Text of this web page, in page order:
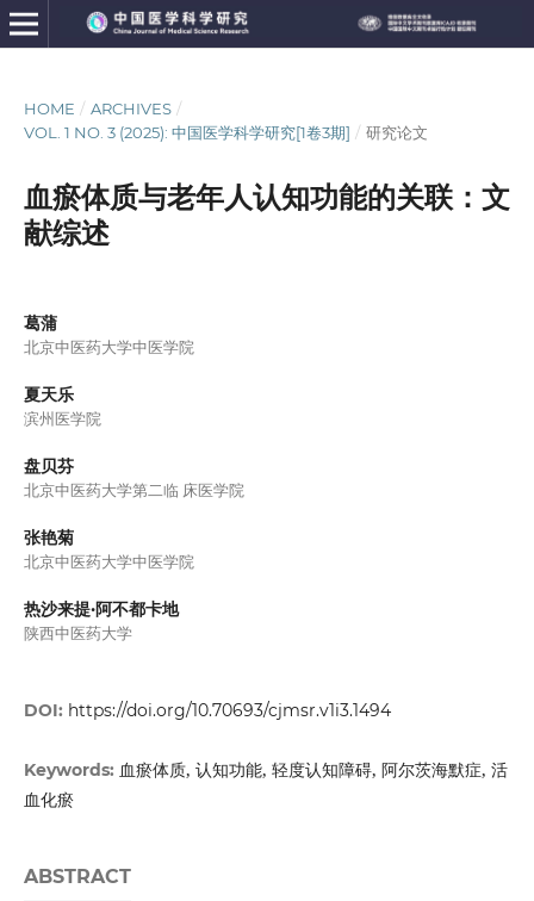
HOME / ARCHIVES /
VOL. 1 NO. 3 (2025): 中国医学科学研究[1卷3期] / 研究论文
血瘀体质与老年人认知功能的关联：文
献综述
葛蒲
北京中医药大学中医学院
夏天乐
滨州医学院
盘贝芬
北京中医药大学第二临 床医学院
张艳菊
北京中医药大学中医学院
热沙来提·阿不都卡地
陕西中医药大学
DOI: https://doi.org/10.70693/cjmsr.v1i3.1494
Keywords: 血瘀体质, 认知功能, 轻度认知障碍, 阿尔茨海默症, 活
血化瘀
ABSTRACT